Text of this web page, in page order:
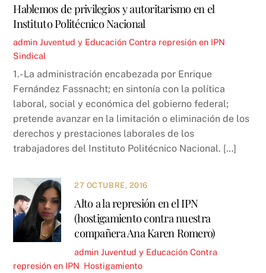
Hablemos de privilegios y autoritarismo en el
Instituto Politécnico Nacional
admin Juventud y Educación Contra represión en IPN
Sindical
1.- La administración encabezada por Enrique
Fernández Fassnacht; en sintonía con la política
laboral, social y económica del gobierno federal;
pretende avanzar en la limitación o eliminación de los
derechos y prestaciones laborales de los
trabajadores del Instituto Politécnico Nacional. […]
27 OCTUBRE, 2016
Alto a la represión en el IPN
(hostigamiento contra nuestra
compañera Ana Karen Romero)
admin Juventud y Educación Contra
represión en IPN Hostigamiento